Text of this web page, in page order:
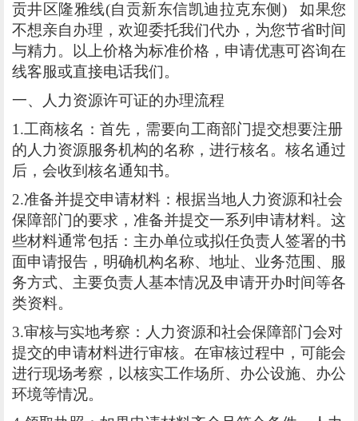
贡井区隆雅线(自贡新东信凯迪拉克东侧) 如果您
不想亲自办理，欢迎委托我们代办，为您节省时间
与精力。以上价格为标准价格，申请优惠可咨询在
线客服或直接电话我们。
一、人力资源许可证的办理流程
1.工商核名：首先，需要向工商部门提交想要注册
的人力资源服务机构的名称，进行核名。核名通过
后，会收到核名通知书。
2.准备并提交申请材料：根据当地人力资源和社会
保障部门的要求，准备并提交一系列申请材料。这
些材料通常包括：主办单位或拟任负责人签署的书
面申请报告，明确机构名称、地址、业务范围、服
务方式、主要负责人基本情况及申请开办时间等各
类资料。
3.审核与实地考察：人力资源和社会保障部门会对
提交的申请材料进行审核。在审核过程中，可能会
进行现场考察，以核实工作场所、办公设施、办公
环境等情况。